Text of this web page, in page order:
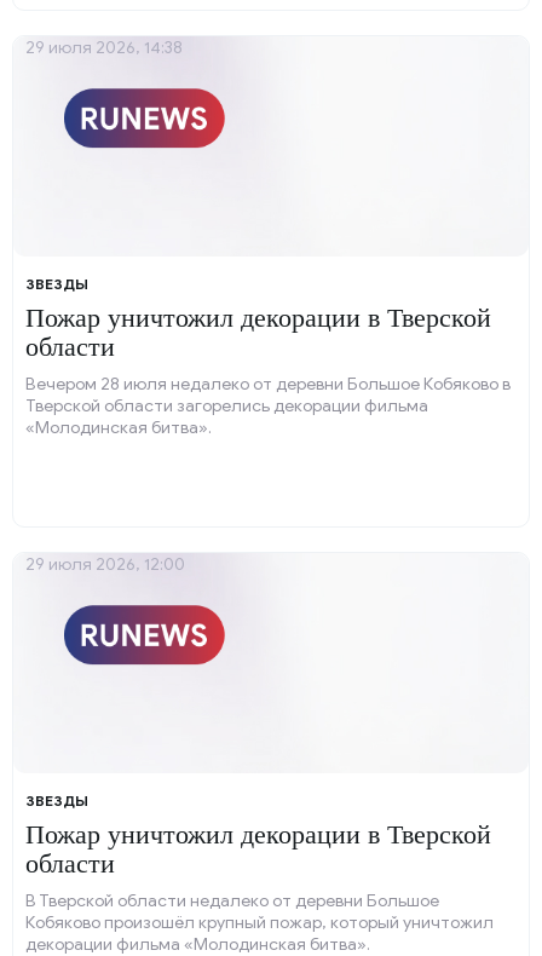
ЗВЕЗДЫ
Пожар уничтожил декорации в Тверской
области
Вечером 28 июля недалеко от деревни Большое Кобяково в
Тверской области загорелись декорации фильма
«Молодинская битва».
29 июля 2026, 14:38
ЗВЕЗДЫ
Пожар уничтожил декорации в Тверской
области
В Тверской области недалеко от деревни Большое
Кобяково произошёл крупный пожар, который уничтожил
декорации фильма «Молодинская битва».
29 июля 2026, 12:00